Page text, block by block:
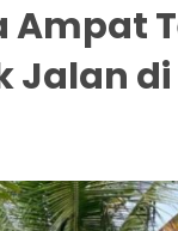
Ampat
Jalan